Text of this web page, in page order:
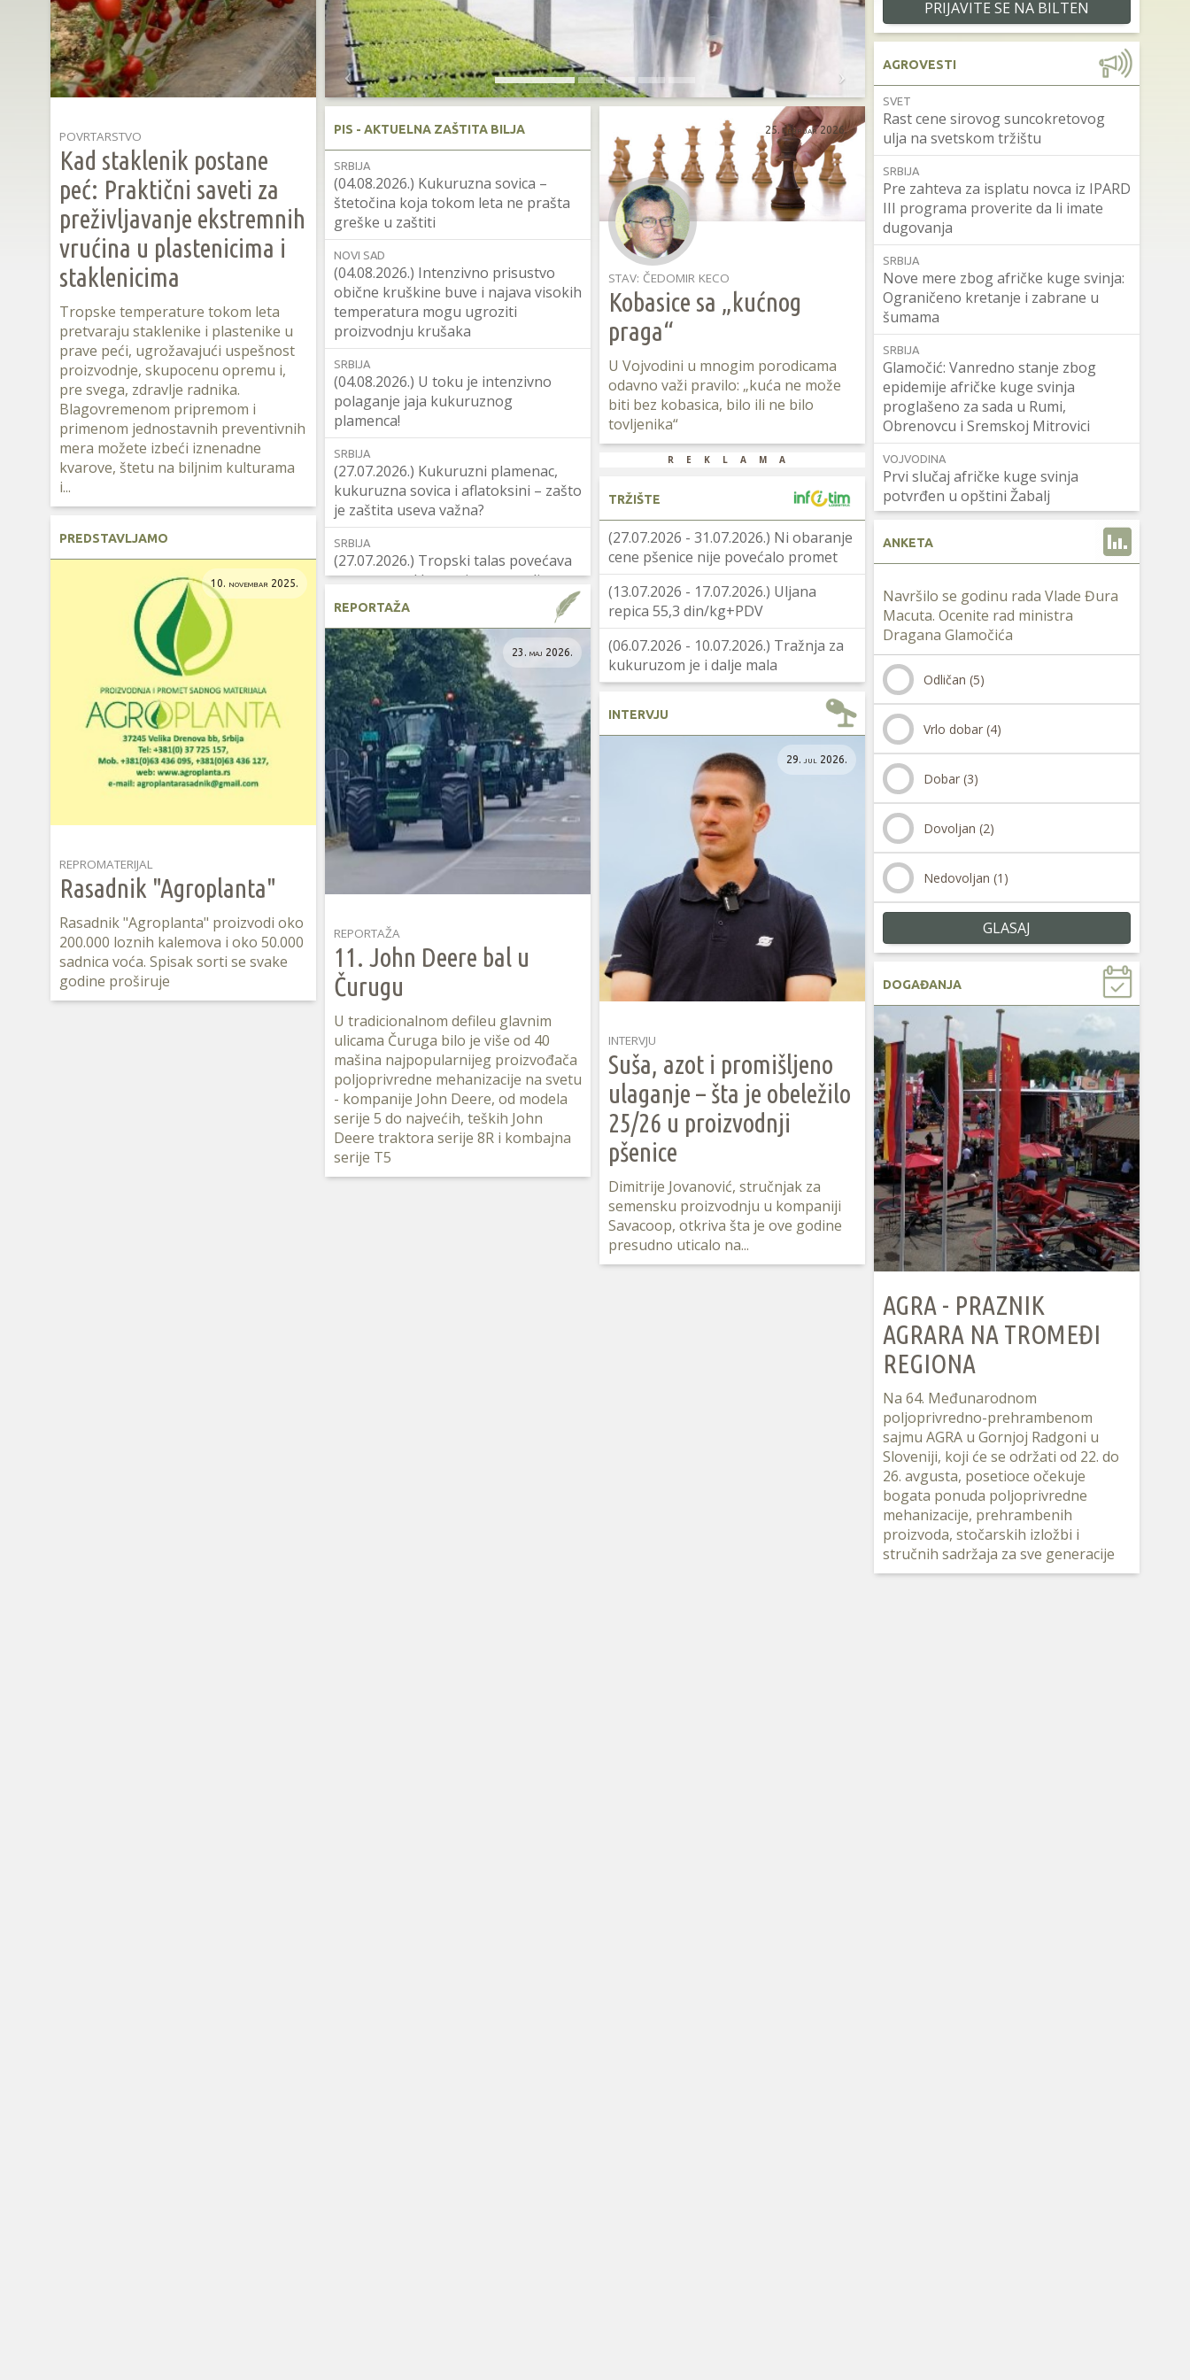
POVRTARSTVO
Kad staklenik postane
peć: Praktični saveti za
preživljavanje ekstremnih
vrućina u plastenicima i
staklenicima
Tropske temperature tokom leta
pretvaraju staklenike i plastenike u
prave peći, ugrožavajući uspešnost
proizvodnje, skupocenu opremu i,
pre svega, zdravlje radnika.
Blagovremenom pripremom i
primenom jednostavnih preventivnih
mera možete izbeći iznenadne
kvarove, štetu na biljnim kulturama
i...
PRIJAVITE SE NA BILTEN
AGROVESTI
SVET
Rast cene sirovog suncokretovog
ulja na svetskom tržištu
SRBIJA
Pre zahteva za isplatu novca iz IPARD
III programa proverite da li imate
dugovanja
SRBIJA
Nove mere zbog afričke kuge svinja:
Ograničeno kretanje i zabrane u
šumama
SRBIJA
Glamočić: Vanredno stanje zbog
epidemije afričke kuge svinja
proglašeno za sada u Rumi,
Obrenovcu i Sremskoj Mitrovici
VOJVODINA
Prvi slučaj afričke kuge svinja
potvrđen u opštini Žabalj
PIS - AKTUELNA ZAŠTITA BILJA
SRBIJA
(04.08.2026.) Kukuruzna sovica –
štetočina koja tokom leta ne prašta
greške u zaštiti
NOVI SAD
(04.08.2026.) Intenzivno prisustvo
obične kruškine buve i najava visokih
temperatura mogu ugroziti
proizvodnju krušaka
SRBIJA
(04.08.2026.) U toku je intenzivno
polaganje jaja kukuruznog
plamenca!
SRBIJA
(27.07.2026.) Kukuruzni plamenac,
kukuruzna sovica i aflatoksini – zašto
je zaštita useva važna?
SRBIJA
(27.07.2026.) Tropski talas povećava
opasnost od krompirovog moljca u
usevima kasnog krompira
STAV: ČEDOMIR KECO
Kobasice sa „kućnog
praga“
25. februar 2026.
U Vojvodini u mnogim porodicama
odavno važi pravilo: „kuća ne može
biti bez kobasica, bilo ili ne bilo
tovljenika“
reklama
TRŽIŠTE
(27.07.2026 - 31.07.2026.) Ni obaranje
cene pšenice nije povećalo promet
(13.07.2026 - 17.07.2026.) Uljana
repica 55,3 din/kg+PDV
(06.07.2026 - 10.07.2026.) Tražnja za
kukuruzom je i dalje mala
PREDSTAVLJAMO
REPROMATERIJAL
Rasadnik "Agroplanta"
10. novembar 2025.
Rasadnik "Agroplanta" proizvodi oko
200.000 loznih kalemova i oko 50.000
sadnica voća. Spisak sorti se svake
godine proširuje
ANKETA
Navršilo se godinu rada Vlade Đura
Macuta. Ocenite rad ministra
Dragana Glamočića
Odličan (5)
Vrlo dobar (4)
Dobar (3)
Dovoljan (2)
Nedovoljan (1)
GLASAJ
REPORTAŽA
REPORTAŽA
11. John Deere bal u
Čurugu
23. maj 2026.
U tradicionalnom defileu glavnim
ulicama Čuruga bilo je više od 40
mašina najpopularnijeg proizvođača
poljoprivredne mehanizacije na svetu
- kompanije John Deere, od modela
serije 5 do najvećih, teških John
Deere traktora serije 8R i kombajna
serije T5
INTERVJU
INTERVJU
Suša, azot i promišljeno
ulaganje – šta je obeležilo
25/26 u proizvodnji
pšenice
29. jul 2026.
Dimitrije Jovanović, stručnjak za
semensku proizvodnju u kompaniji
Savacoop, otkriva šta je ove godine
presudno uticalo na...
DOGAĐANJA
AGRA - PRAZNIK
AGRARA NA TROMEĐI
REGIONA
Na 64. Međunarodnom
poljoprivredno-prehrambenom
sajmu AGRA u Gornjoj Radgoni u
Sloveniji, koji će se održati od 22. do
26. avgusta, posetioce očekuje
bogata ponuda poljoprivredne
mehanizacije, prehrambenih
proizvoda, stočarskih izložbi i
stručnih sadržaja za sve generacije